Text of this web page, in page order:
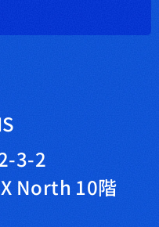
3-2
North 10階